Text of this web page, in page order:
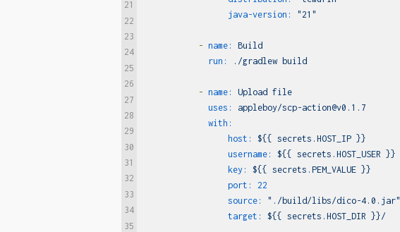
21
22
23
24
25
26
27
28
29
30
31
32
33
34
35
java-version:
"21"
- name:
Build
run:
./gradlew build
- name: Upload file
uses:
appleboy/scp-action@v0.1.7
with:
host:
${{ secrets.HOST_IP }}
username:
${{ secrets.HOST_USER
}}
key:
${{ secrets.PEM_VALUE }}
port:
22
source:
"./build/libs/dico-4.0.jar"
target:
${{ secrets.HOST_DIR }}/